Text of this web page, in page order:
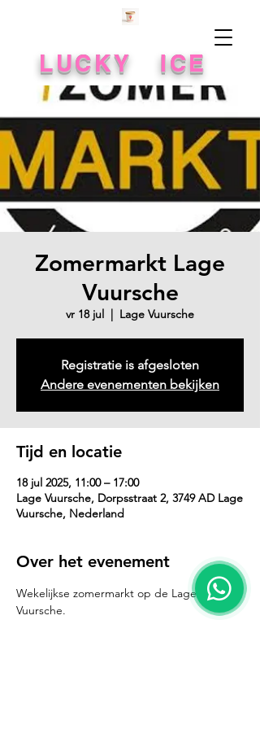
LUCKY ICE
Zomermarkt Lage
Vuursche
vr 18 jul
  |
Lage Vuursche
Registratie is afgesloten
Andere evenementen bekijken
Tijd en locatie
18 jul 2025, 11:00 – 17:00
Lage Vuursche, Dorpsstraat 2, 3749 AD Lage
Vuursche, Nederland
Over het evenement
Wekelijkse zomermarkt op de Lage
Vuursche.